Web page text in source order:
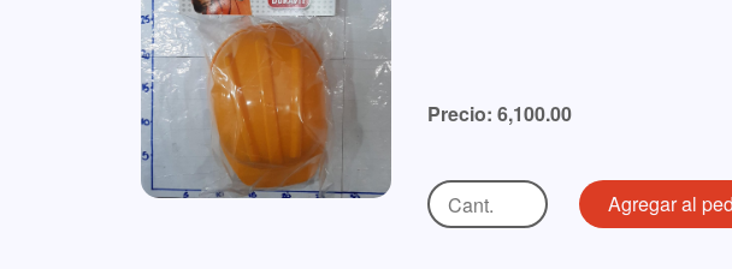
Precio: 6,100.00